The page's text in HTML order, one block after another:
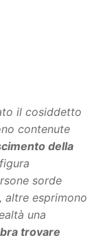
il cosiddetto
contenute
della
sorde
altre esprimono
una
trovare